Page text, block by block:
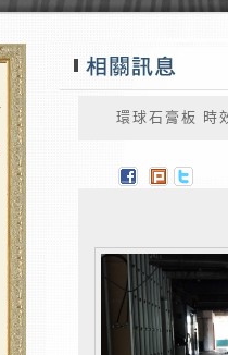
環球石膏板 時效